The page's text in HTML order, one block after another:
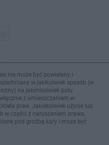
nie może być powielany i
w jakikolwiek sposób (w
na jakimkolwiek polu
z umieszczaniem w
praw. Jakiekolwiek użycie lub
w części z naruszeniem prawa,
pod groźbą kary i może być